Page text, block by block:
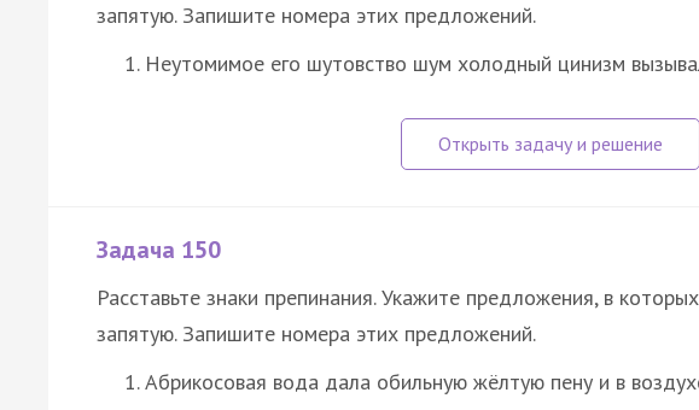
запятую. Запишите номера этих предложений.
Неутомимое его шутовство шум холодный цинизм
Задача 150
Расставьте знаки препинания. Укажите предложения, в
запятую. Запишите номера этих предложений.
Абрикосовая вода дала обильную жёлтую пену и в